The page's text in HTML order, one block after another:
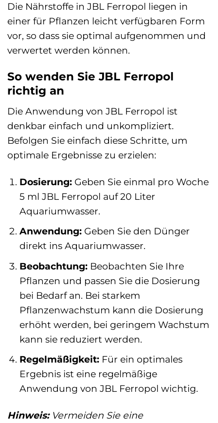
Die Nährstoffe in JBL Ferropol liegen in
einer für Pflanzen leicht verfügbaren Form
vor, so dass sie optimal aufgenommen und
verwertet werden können.
So wenden Sie JBL Ferropol
richtig an
Die Anwendung von JBL Ferropol ist
denkbar einfach und unkompliziert.
Befolgen Sie einfach diese Schritte, um
optimale Ergebnisse zu erzielen:
Dosierung:Geben Sie einmal pro Woche
5 ml JBL Ferropol auf 20 Liter
Aquariumwasser.
Anwendung:Geben Sie den Dünger
direkt ins Aquariumwasser.
Beobachtung:Beobachten Sie Ihre
Pflanzen und passen Sie die Dosierung
bei Bedarf an. Bei starkem
Pflanzenwachstum kann die Dosierung
erhöht werden, bei geringem Wachstum
kann sie reduziert werden.
Regelmäßigkeit:Für ein optimales
Ergebnis ist eine regelmäßige
Anwendung von JBL Ferropol wichtig.
Hinweis:Vermeiden Sie eine